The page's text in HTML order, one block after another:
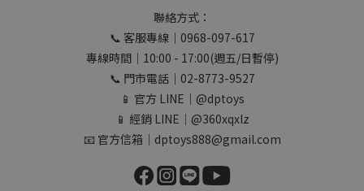
聯絡方式：
📞 客服專線｜0968-097-617
專線時間｜10:00 - 17:00(週五/日暫停)
📞 門市電話｜02-8773-9527
📱 官方 LINE｜@dptoys
📱 經銷 LINE｜@360xqxlz
📧 官方信箱｜dptoys888@gmail.com